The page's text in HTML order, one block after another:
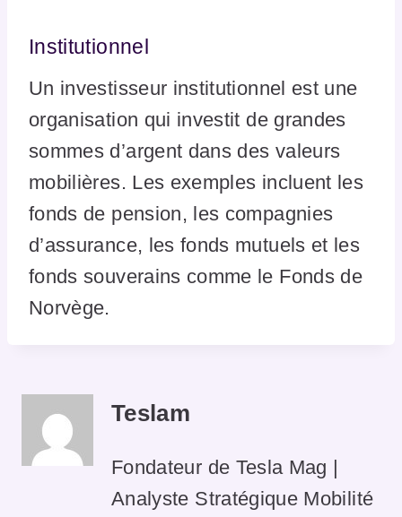
Institutionnel
Un investisseur institutionnel est une
organisation qui investit de grandes
sommes d’argent dans des valeurs
mobilières. Les exemples incluent les
fonds de pension, les compagnies
d’assurance, les fonds mutuels et les
fonds souverains comme le Fonds de
Norvège.
Teslam
Fondateur de Tesla Mag |
Analyste Stratégique Mobilité